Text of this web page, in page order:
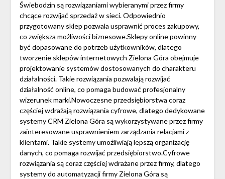
Świebodzin są rozwiązaniami wybieranymi przez firmy
chcące rozwijać sprzedaż w sieci. Odpowiednio
przygotowany sklep pozwala usprawnić proces zakupowy,
co zwiększa możliwości biznesowe.Sklepy online powinny
być dopasowane do potrzeb użytkowników, dlatego
tworzenie sklepów internetowych Zielona Góra obejmuje
projektowanie systemów dostosowanych do charakteru
działalności. Takie rozwiązania pozwalają rozwijać
działalność online, co pomaga budować profesjonalny
wizerunek marki.Nowoczesne przedsiębiorstwa coraz
częściej wdrażają rozwiązania cyfrowe, dlatego dedykowane
systemy CRM Zielona Góra są wykorzystywane przez firmy
zainteresowane usprawnieniem zarządzania relacjami z
klientami. Takie systemy umożliwiają lepszą organizację
danych, co pomaga rozwijać przedsiębiorstwo.Cyfrowe
rozwiązania są coraz częściej wdrażane przez firmy, dlatego
systemy do automatyzacji firmy Zielona Góra są